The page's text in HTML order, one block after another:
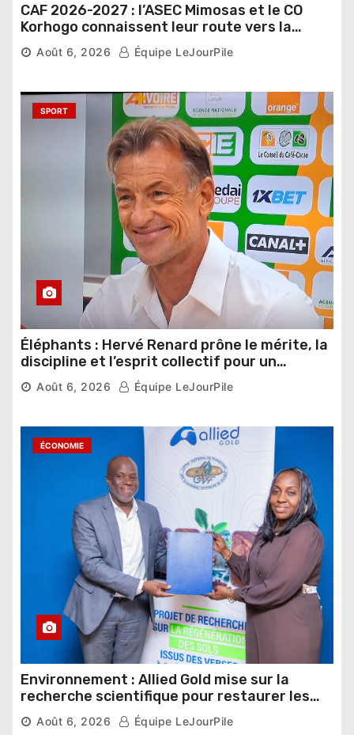
CAF 2026-2027 : l’ASEC Mimosas et le CO
Korhogo connaissent leur route vers la
phase de groupes
Août 6, 2026 Équipe LeJourPile
SPORT
Éléphants : Hervé Renard prône le mérite, la
discipline et l’esprit collectif pour un
nouveau départ
Août 6, 2026 Équipe LeJourPile
ÉCONOMIE
Environnement : Allied Gold mise sur la
recherche scientifique pour restaurer les
sols de ses sites miniers
Août 6, 2026 Équipe LeJourPile